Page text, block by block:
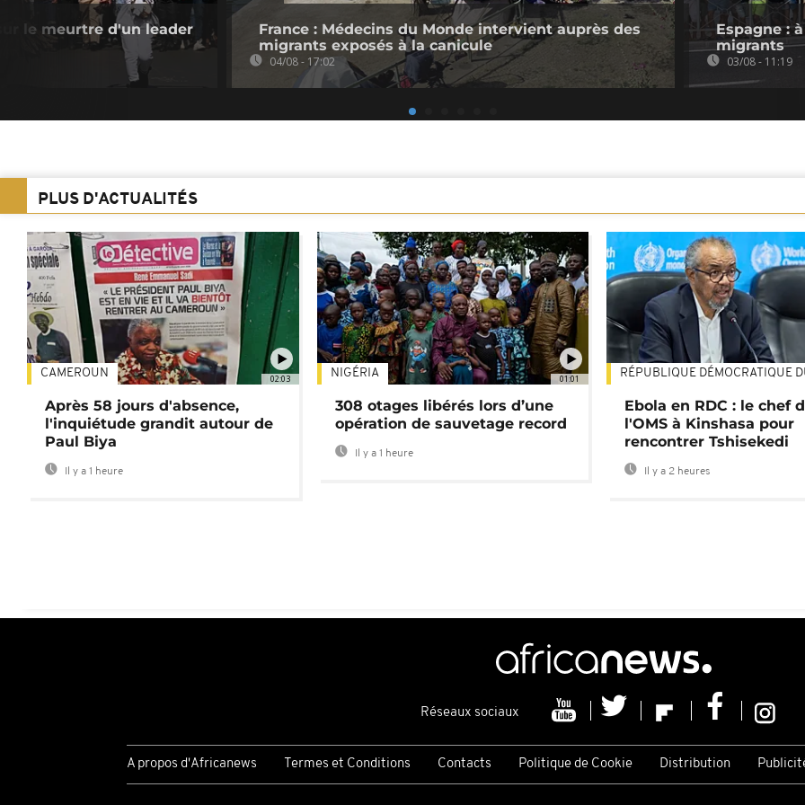
le meurtre d'un leader
France : Médecins du Monde intervient auprès des
migrants exposés à la canicule
04/08 - 17:02
Espagne :
migrants
03/08 - 11:19
PLUS D'ACTUALITÉS
02:03
CAMEROUN
Après 58 jours d'absence,
l'inquiétude grandit autour de
Paul Biya
Il y a 1 heure
01:01
NIGÉRIA
308 otages libérés lors d’une
opération de sauvetage record
Il y a 1 heure
RÉPUBLIQUE DÉMOCRATIQUE
Ebola en RDC : le chef
l'OMS à Kinshasa pour
rencontrer Tshisekedi
Il y a 2 heures
Réseaux sociaux
A propos d'Africanews Termes et Conditions Contacts Politique de Cookie Distribution